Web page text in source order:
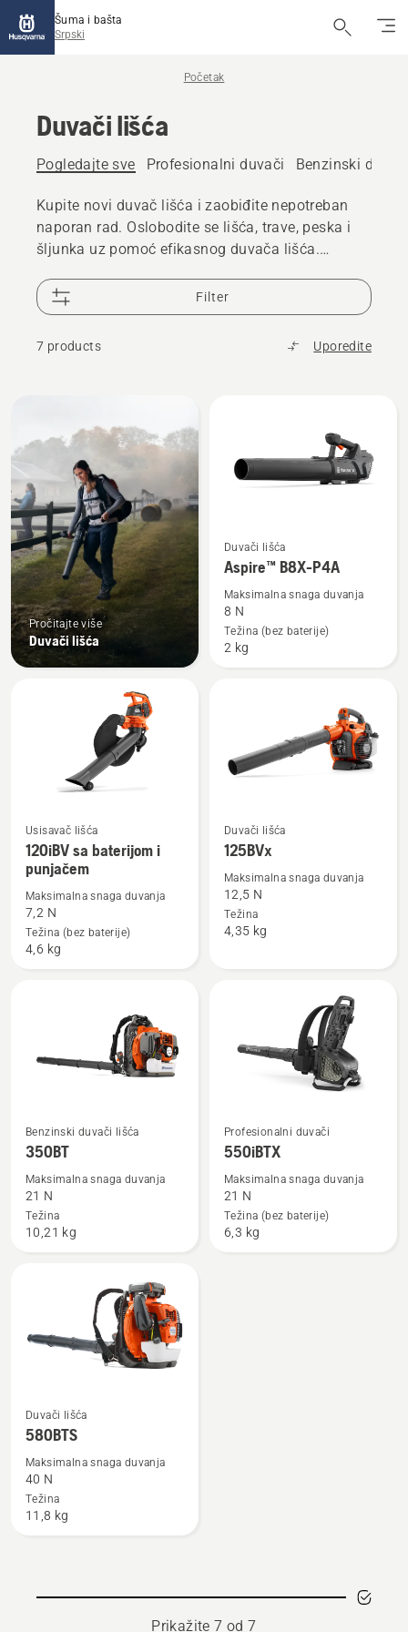
Šuma i bašta
Srpski
Početak
Duvači lišća
Pogledajte sve Profesionalni duvači Benzinski
Kupite novi duvač lišća i zaobiđite nepotreban
naporan rad. Oslobodite se lišća, trave, peska i
šljunka uz pomoć efikasnog duvača lišća.
ručno ili leđno nošenje.
Filter
7 products Uporedite
products
Pročitajte više
Duvači lišća
Pogledajte
više
Aspire™
B8X-
Duvači lišća
Aspire™ B8X-P4A
Maksimalna snaga duvanja
8 N
Težina (bez baterije)
2 kg
Pogledajte
više
detalja
120iBV
Usisavač lišća
120iBV sa baterijom i
punjačem
Maksimalna snaga duvanja
7,2 N
Težina (bez baterije)
4,6 kg
Pogledajte
više
detalja
125BVx
Duvači lišća
125BVx
Maksimalna snaga duvanja
12,5 N
Težina
4,35 kg
Pogledajte
više
350BT
Benzinski duvači lišća
350BT
Maksimalna snaga duvanja
21 N
Težina
10,21 kg
Pogledajte
više
550iBTX
Profesionalni duvači
550iBTX
Maksimalna snaga duvanja
21 N
Težina (bez baterije)
6,3 kg
Pogledajte
više
580BTS
Duvači lišća
580BTS
Maksimalna snaga duvanja
40 N
Težina
11,8 kg
Prikažite 7 od 7